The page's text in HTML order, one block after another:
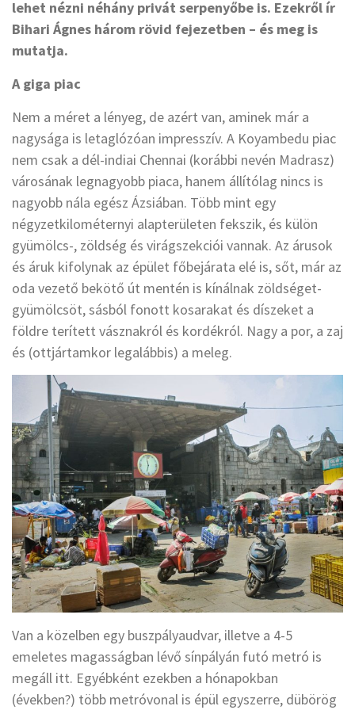
lehet nézni néhány privát serpenyőbe is. Ezekről ír
Bihari Ágnes három rövid fejezetben – és meg is
mutatja.
A giga piac
Nem a méret a lényeg, de azért van, aminek már a
nagysága is letaglózóan impresszív. A Koyambedu piac
nem csak a dél-indiai Chennai (korábbi nevén Madrasz)
városának legnagyobb piaca, hanem állítólag nincs is
nagyobb nála egész Ázsiában. Több mint egy
négyzetkilométernyi alapterületen fekszik, és külön
gyümölcs-, zöldség és virágszekciói vannak. Az árusok
és áruk kifolynak az épület főbejárata elé is, sőt, már az
oda vezető bekötő út mentén is kínálnak zöldséget-
gyümölcsöt, sásból fonott kosarakat és díszeket a
földre terített vásznakról és kordékról. Nagy a por, a zaj
és (ottjártamkor legalábbis) a meleg.
Van a közelben egy buszpályaudvar, illetve a 4-5
emeletes magasságban lévő sínpályán futó metró is
megáll itt. Egyébként ezekben a hónapokban
(években?) több metróvonal is épül egyszerre, dübörög